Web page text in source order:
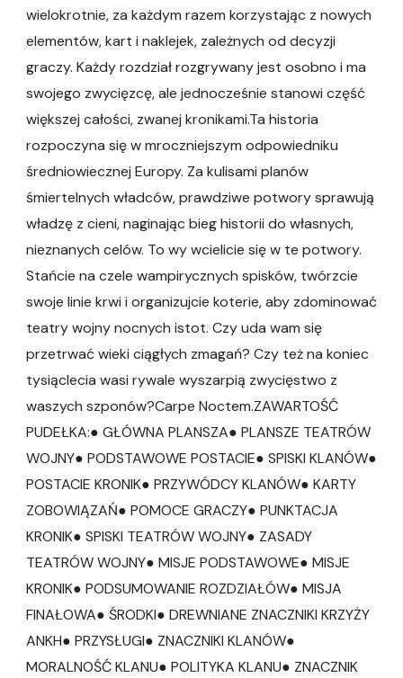
wielokrotnie, za każdym razem korzystając z nowych
elementów, kart i naklejek, zależnych od decyzji
graczy. Każdy rozdział rozgrywany jest osobno i ma
swojego zwycięzcę, ale jednocześnie stanowi część
większej całości, zwanej kronikami.Ta historia
rozpoczyna się w mroczniejszym odpowiedniku
średniowiecznej Europy. Za kulisami planów
śmiertelnych władców, prawdziwe potwory sprawują
władzę z cieni, naginając bieg historii do własnych,
nieznanych celów. To wy wcielicie się w te potwory.
Stańcie na czele wampirycznych spisków, twórzcie
swoje linie krwi i organizujcie koterie, aby zdominować
teatry wojny nocnych istot. Czy uda wam się
przetrwać wieki ciągłych zmagań? Czy też na koniec
tysiąclecia wasi rywale wyszarpią zwycięstwo z
waszych szponów?Carpe Noctem.ZAWARTOŚĆ
PUDEŁKA:● GŁÓWNA PLANSZA● PLANSZE TEATRÓW
WOJNY● PODSTAWOWE POSTACIE● SPISKI KLANÓW●
POSTACIE KRONIK● PRZYWÓDCY KLANÓW● KARTY
ZOBOWIĄZAŃ● POMOCE GRACZY● PUNKTACJA
KRONIK● SPISKI TEATRÓW WOJNY● ZASADY
TEATRÓW WOJNY● MISJE PODSTAWOWE● MISJE
KRONIK● PODSUMOWANIE ROZDZIAŁÓW● MISJA
FINAŁOWA● ŚRODKI● DREWNIANE ZNACZNIKI KRZYŻY
ANKH● PRZYSŁUGI● ZNACZNIKI KLANÓW●
MORALNOŚĆ KLANU● POLITYKA KLANU● ZNACZNIK